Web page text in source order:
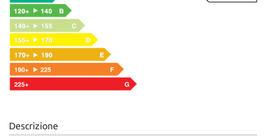
Descrizione